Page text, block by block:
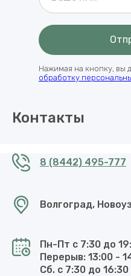
Нажимая на кнопку, вы
обработку
Контакты
8 (8442) 495-777
Волгоград,
Пн-Пт с 7:30 до
Перерыв: 13:00 -
Сб. с 7:30 до 16:30